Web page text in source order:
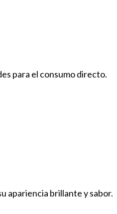
para el consumo directo.
apariencia brillante y sabor.